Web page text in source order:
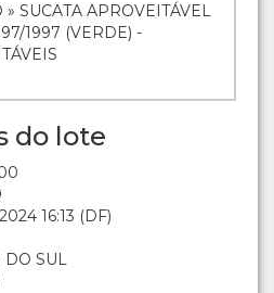
» SUCATA APROVEITÁVEL
1997 (VERDE) -
do lote
16:13 (DF)
DO SUL